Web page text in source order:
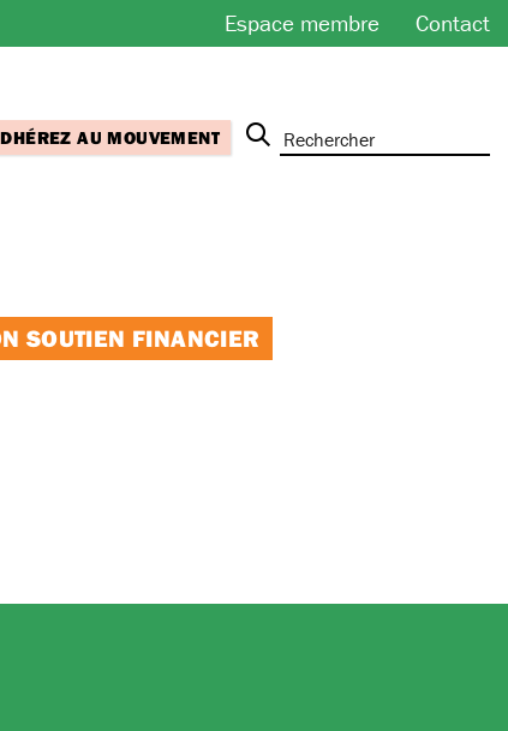
Espace membre Contact
AU MOUVEMENT
SOUTIEN FINANCIER